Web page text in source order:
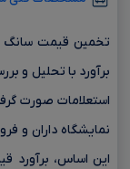
تخمین قیمت سانگ
برآورد با تحلیل و
استعلامات صورت
نمایشگاه داران و
این اساس، برآورد